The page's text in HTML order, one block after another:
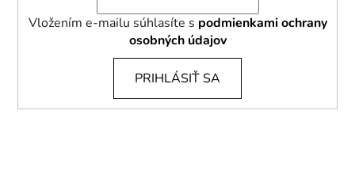
Vložením e-mailu súhlasíte s podmienkami ochrany
osobných údajov
PRIHLÁSIŤ SA